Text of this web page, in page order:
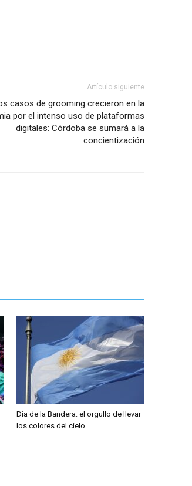
Artículo siguiente
casos de grooming crecieron en la
por el intenso uso de plataformas
digitales: Córdoba se sumará a la
concientización
Día de la Bandera: el orgullo de llevar
los colores del cielo